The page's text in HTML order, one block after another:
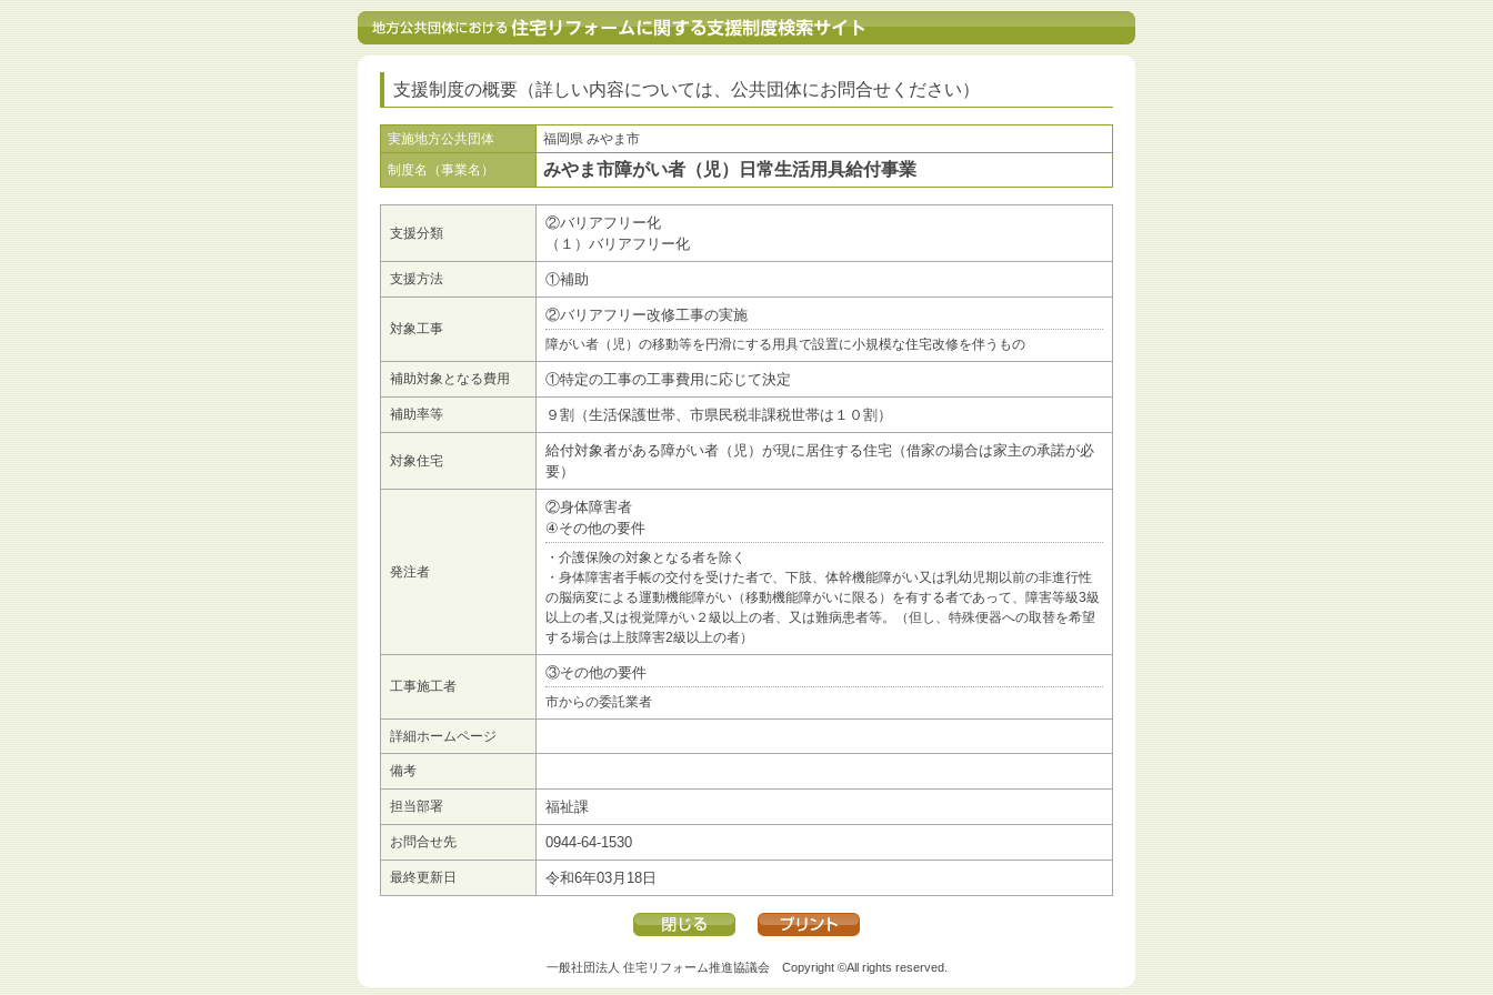
支援制度の概要（詳しい内容については、公共団体にお問合せください）
実施地方公共団体
福岡県 みやま市
制度名（事業名）
みやま市障がい者（児）日常生活用具給付事業
支援分類
②バリアフリー化
（１）バリアフリー化
支援方法 ①補助
対象工事
②バリアフリー改修工事の実施
障がい者（児）の移動等を円滑にする用具で設置に小規模な住宅改修を伴うもの
補助対象となる費用 ①特定の工事の工事費用に応じて決定
補助率等 ９割（生活保護世帯、市県民税非課税世帯は１０割）
対象住宅
給付対象者がある障がい者（児）が現に居住する住宅（借家の場合は家主の承諾が必
要）
発注者
②身体障害者
④その他の要件
・介護保険の対象となる者を除く
・身体障害者手帳の交付を受けた者で、下肢、体幹機能障がい又は乳幼児期以前の非進行性
の脳病変による運動機能障がい（移動機能障がいに限る）を有する者であって、障害等級3級
以上の者,又は視覚障がい２級以上の者、又は難病患者等。（但し、特殊便器への取替を希望
する場合は上肢障害2級以上の者）
工事施工者
③その他の要件
市からの委託業者
詳細ホームページ
備考
担当部署 福祉課
お問合せ先 0944-64-1530
最終更新日 令和6年03月18日
一般社団法人 住宅リフォーム推進協議会Copyright ©All rights reserved.